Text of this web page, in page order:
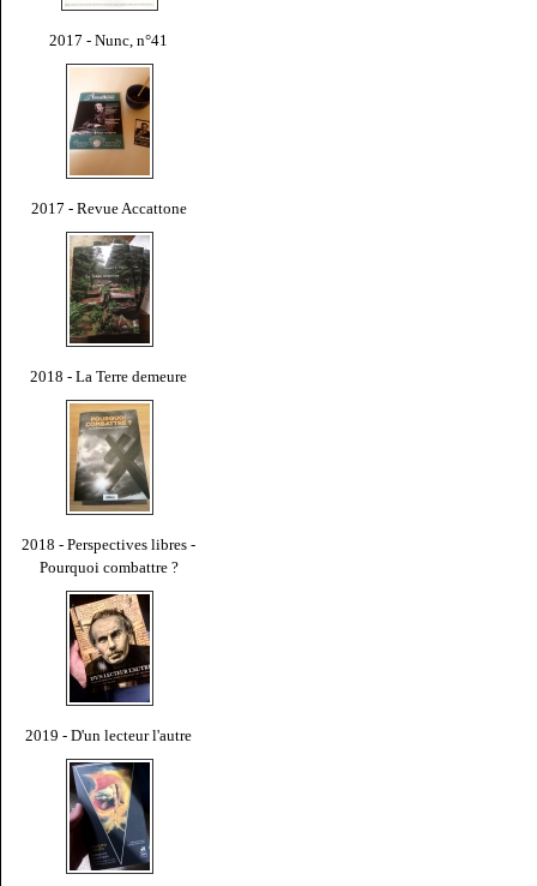
2017 - Nunc, n°41
2017 - Revue Accattone
2018 - La Terre demeure
2018 - Perspectives libres -
Pourquoi combattre ?
2019 - D'un lecteur l'autre